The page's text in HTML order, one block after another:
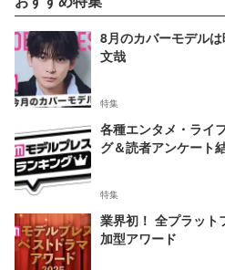
8月のカバーモデル
文哉
特集
各種エンタメ・ライ
グ＆読者アンケート
特集
業界初！ 全プラット
加型アワード